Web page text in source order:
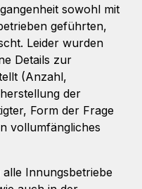
sowohl mit
geführten,
Leider wurden
Details zur
(Anzahl,
der
Form der Frage
vollumfängliches
Innungsbetriebe